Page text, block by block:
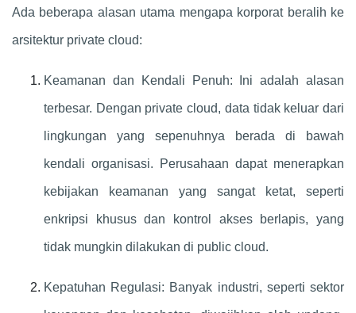
Ada beberapa alasan utama mengapa korporat beralih ke
arsitektur private cloud:
Keamanan dan Kendali Penuh: Ini adalah alasan
terbesar. Dengan private cloud, data tidak keluar dari
lingkungan yang sepenuhnya berada di bawah
kendali organisasi. Perusahaan dapat menerapkan
kebijakan keamanan yang sangat ketat, seperti
enkripsi khusus dan kontrol akses berlapis, yang
tidak mungkin dilakukan di public cloud.
Kepatuhan Regulasi: Banyak industri, seperti sektor